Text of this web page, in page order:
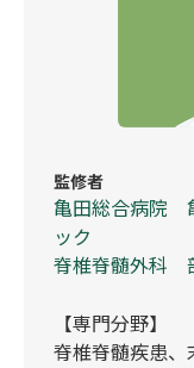
監修者
亀田総合病院
ック
脊椎脊髄外科
【専門分野】
脊椎脊髄疾患